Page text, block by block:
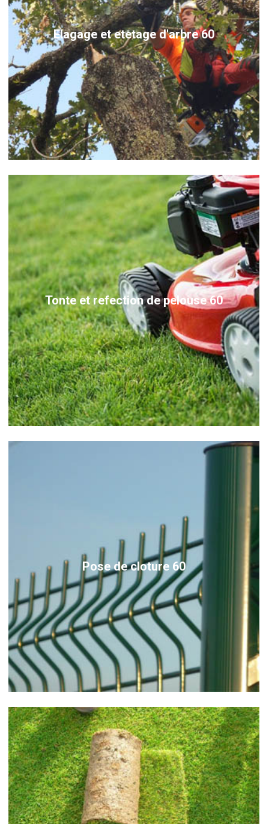
Elagage et etetage d'arbre 60
Tonte et refection de pelouse 60
Pose de cloture 60